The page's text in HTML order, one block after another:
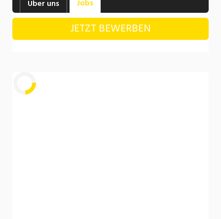
Industrie, Maschinenbau, Anlagenbau,
Produktion
Informatik, Telekommunikation
Über uns Jobs
JETZT BEWERBEN